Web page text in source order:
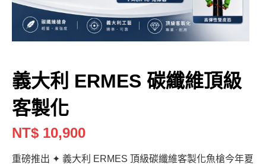
義大利 ERMES 碳纖維頂級
客製化
NT$ 10,900
重磅推出 ✦ 義大利 ERMES 頂級碳纖維客製化魚槍今年夏